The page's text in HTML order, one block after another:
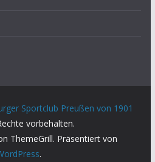
Sportclub Preußen von 1901
vorbehalten.
ThemeGrill. Präsentiert von
.